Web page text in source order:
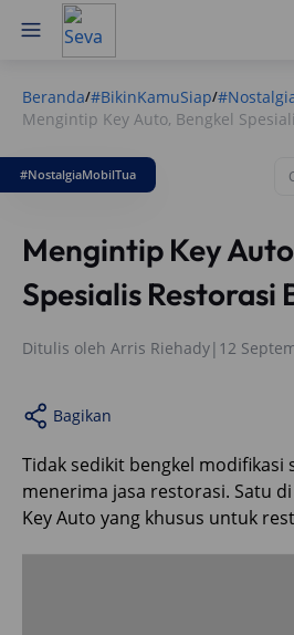
Beranda/#BikinKamuSiap/
Mengintip Key Auto, Bengkel
#NostalgiaMobilTua
Mengintip Key
Spesialis Restorasi
Ditulis oleh Arris Riehady| 12
Bagikan
Tidak sedikit bengkel modifikasi
menerima jasa restorasi. Satu
Key Auto yang khusus untuk